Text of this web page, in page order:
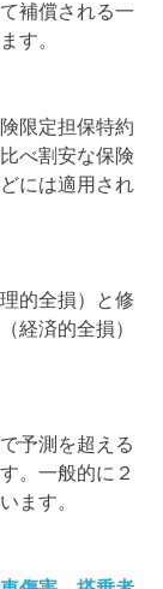
補償される一
す。
限定担保特約
べ割安な保険
には適用され
的全損）と修
経済的全損）
予測を超える
。一般的に２
ます。